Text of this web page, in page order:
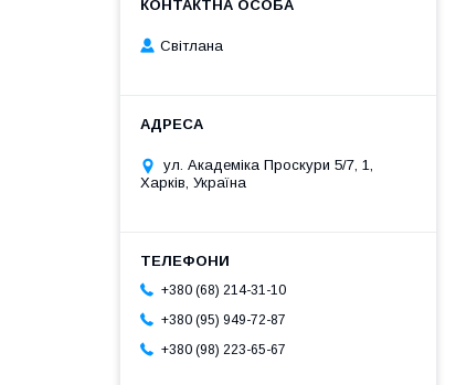
Cвітлана
ул. Академіка Проскури 5/7, 1,
Харків, Україна
+380 (68) 214-31-10
+380 (95) 949-72-87
+380 (98) 223-65-67